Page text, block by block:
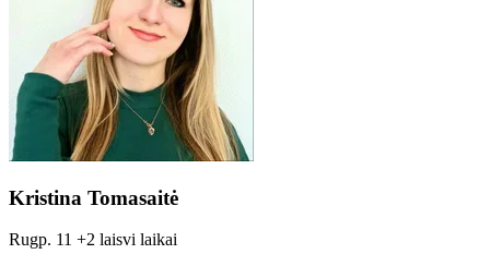
Kristina Tomasaitė
Rugp. 11 +2 laisvi laikai